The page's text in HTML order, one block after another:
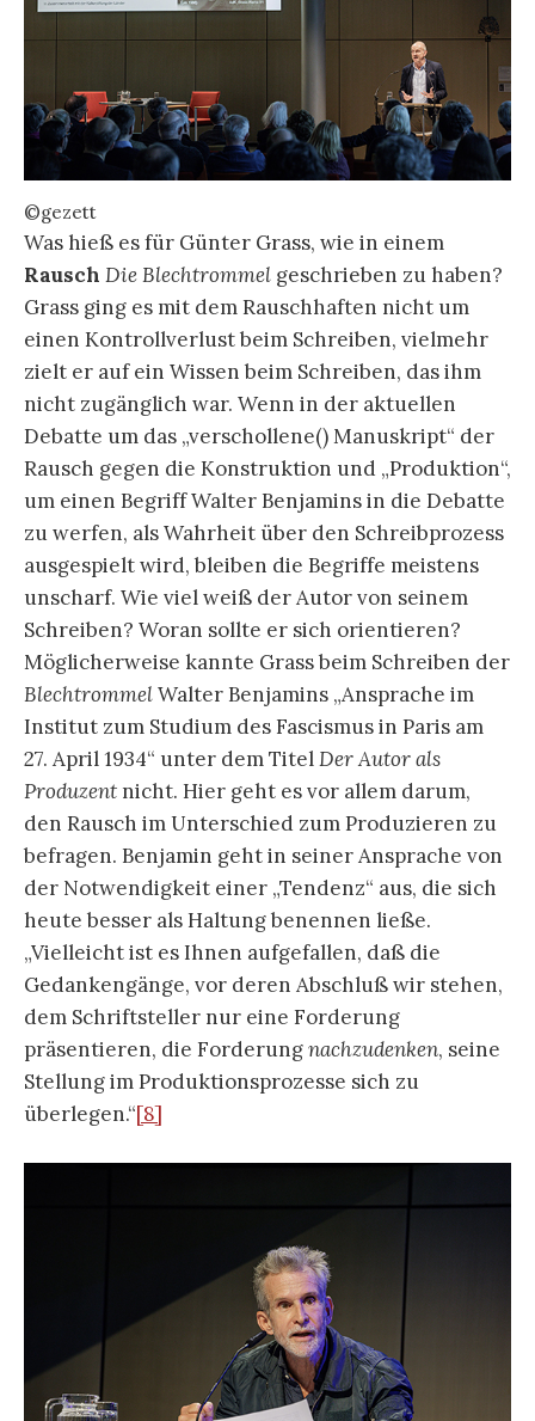
©gezett
Was hieß es für Günter Grass, wie in einem
Rausch Die Blechtrommel geschrieben zu haben?
Grass ging es mit dem Rauschhaften nicht um
einen Kontrollverlust beim Schreiben, vielmehr
zielt er auf ein Wissen beim Schreiben, das ihm
nicht zugänglich war. Wenn in der aktuellen
Debatte um das „verschollene() Manuskript“ der
Rausch gegen die Konstruktion und „Produktion“,
um einen Begriff Walter Benjamins in die Debatte
zu werfen, als Wahrheit über den Schreibprozess
ausgespielt wird, bleiben die Begriffe meistens
unscharf. Wie viel weiß der Autor von seinem
Schreiben? Woran sollte er sich orientieren?
Möglicherweise kannte Grass beim Schreiben der
BlechtrommelWalter Benjamins „Ansprache im
Institut zum Studium des Fascismus in Paris am
27. April 1934“ unter dem TitelDer Autor als
Produzent nicht. Hier geht es vor allem darum,
den Rausch im Unterschied zum Produzieren zu
befragen. Benjamin geht in seiner Ansprache von
der Notwendigkeit einer „Tendenz“ aus, die sich
heute besser als Haltung benennen ließe.
„Vielleicht ist es Ihnen aufgefallen, daß die
Gedankengänge, vor deren Abschluß wir stehen,
dem Schriftsteller nur eine Forderung
präsentieren, die Forderungnachzudenken, seine
Stellung im Produktionsprozesse sich zu
überlegen.“[8]